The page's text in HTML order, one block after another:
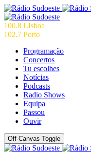
100.8 LIsboa
102.7 Porto
Programação
Concertos
Tu escolhes
Notícias
Podcasts
Radio Shows
Equipa
Passou
Ouvir
Off-Canvas Toggle